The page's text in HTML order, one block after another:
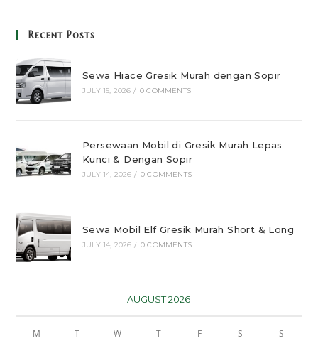
Recent Posts
Sewa Hiace Gresik Murah dengan Sopir
JULY 15, 2026 / 0 COMMENTS
Persewaan Mobil di Gresik Murah Lepas
Kunci & Dengan Sopir
JULY 14, 2026 / 0 COMMENTS
Sewa Mobil Elf Gresik Murah Short & Long
JULY 14, 2026 / 0 COMMENTS
AUGUST 2026
M T W T F S S